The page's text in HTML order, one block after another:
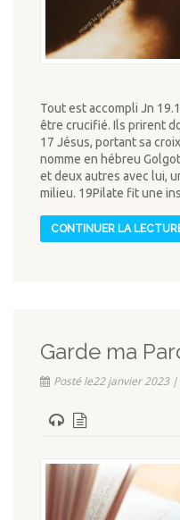
Tout est accompli Jn
être crucifié. Ils prirent
17 Jésus, portant sa
nomme en hébreu
et deux autres avec lui,
milieu. 19Pilate fit une
CONTINUER LA
Garde ma
Posté le22 janvier 2023